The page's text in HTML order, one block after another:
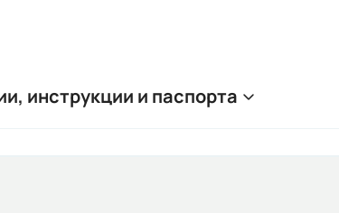
инструкции и паспорта